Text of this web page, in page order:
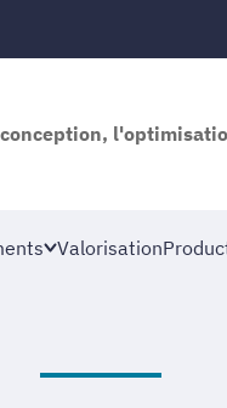
Valorisation